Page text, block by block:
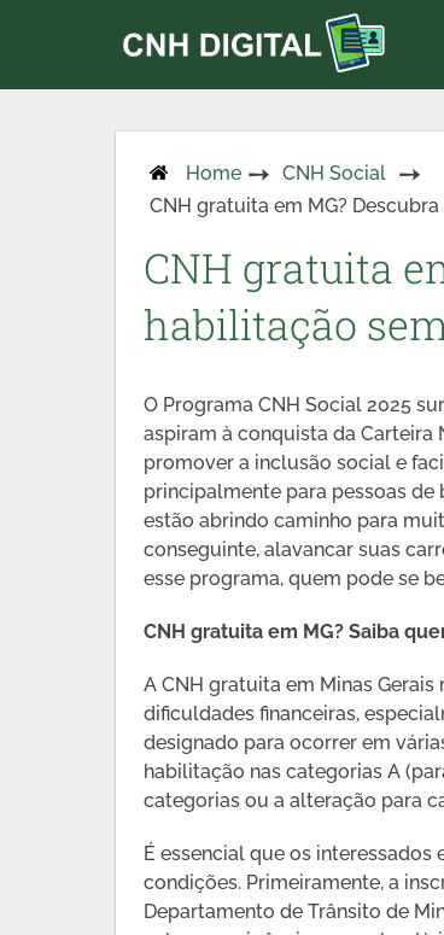
Home
CNH Social
CNH gratuita em MG?
CNH gratuita
habilitação
O Programa CNH Social 2025
aspiram à conquista da Carteira
promover a inclusão social e
principalmente para pessoas de
estão abrindo caminho para
conseguinte, alavancar suas
esse programa, quem pode se
CNH gratuita em MG? Saiba
A CNH gratuita em Minas
dificuldades financeiras,
designado para ocorrer em
habilitação nas categorias A
categorias ou a alteração para
É essencial que os
condições. Primeiramente, a
Departamento de Trânsito de